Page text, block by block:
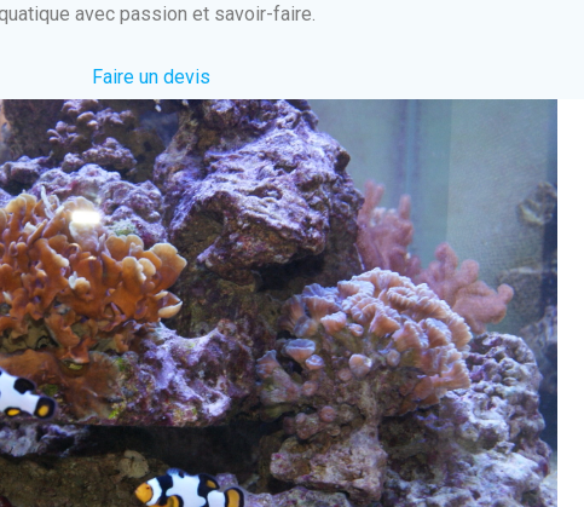
avec passion et savoir-faire.
Faire un devis